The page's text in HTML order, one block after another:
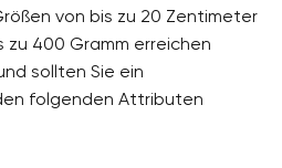
von bis zu 20 Zentimeter
400 Gramm erreichen
sollten Sie ein
folgenden Attributen